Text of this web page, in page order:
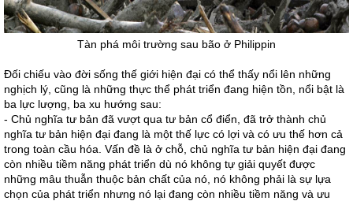
Tàn phá môi trường sau bão ở Philippin
Đối chiếu vào đời sống thế giới hiện đại có thể thấy nổi lên những
nghịch lý, cũng là những thực thể phát triển đang hiện tồn, nổi bật là
ba lực lượng, ba xu hướng sau:
- Chủ nghĩa tư bản đã vượt qua tư bản cổ điển, đã trở thành chủ
nghĩa tư bản hiện đại đang là một thế lực có lợi và có ưu thế hơn cả
trong toàn cầu hóa. Vấn đề là ở chỗ, chủ nghĩa tư bản hiện đại đang
còn nhiều tiềm năng phát triển dù nó không tự giải quyết được
những mâu thuẫn thuộc bản chất của nó, nó không phải là sự lựa
chọn của phát triển nhưng nó lại đang còn nhiều tiềm năng và ưu